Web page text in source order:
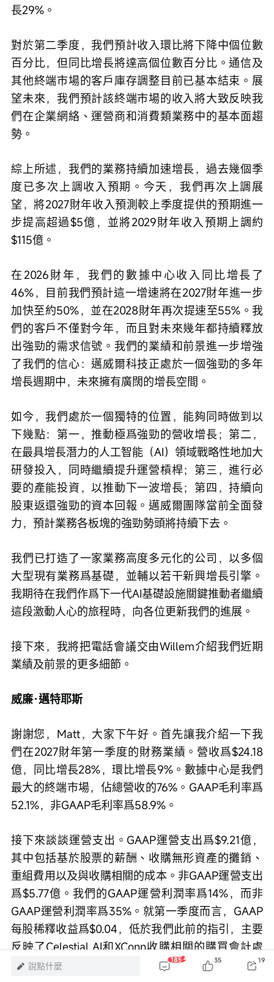
長29%。
對於第二季度，我們預計收入環比將下降中個位數
百分比，但同比增長將達高個位數百分比。通信及
其他終端市場的客戶庫存調整目前已基本結束。展
望未來，我們預計該終端市場的收入將大致反映我
們在企業網絡、運營商和消費類業務中的基本面趨
勢。
綜上所述，我們的業務持續加速增長，過去幾個季
度已多次上調收入預期。今天，我們再次上調展
望，將2027財年收入預測較上季度提供的預期進一
步提高超過$5億，並將2029財年收入預期上調約
$115億。
在2026財年，我們的數據中心收入同比增長了
46%，目前我們預計這一增速將在2027財年進一步
加快至約50%，並在2028財年再次提速至55%。我
們的客戶不僅對今年，而且對未來幾年都持續釋放
出強勁的需求信號。我們的業績和前景進一步增強
了我們的信心：邁威爾科技正處於一個強勁的多年
增長週期中，未來擁有廣闊的增長空間。
如今，我們處於一個獨特的位置，能夠同時做到以
下幾點：第一，推動極爲強勁的營收增長；第二，
在最具增長潛力的人工智能（AI）領域戰略性地加大
研發投入，同時繼續提升運營槓桿；第三，進行必
要的產能投資，以推動下一波增長；第四，持續向
股東返還強勁的資本回報。邁威爾團隊當前全面發
力，預計業務各板塊的強勁勢頭將持續下去。
我們已打造了一家業務高度多元化的公司，以多個
大型現有業務爲基礎，並輔以若干新興增長引擎。
我期待在我們作爲下一代AI基礎設施關鍵推動者繼續
這段激動人心的旅程時，向各位更新我們的進展。
接下來，我將把電話會議交由Willem介紹我們近期
業績及前景的更多細節。
威廉·邁特耶斯
謝謝您，Matt，大家下午好。首先讓我介紹一下我
們在2027財年第一季度的財務業績。營收爲$24.18
億，同比增長28%，環比增長9%。數據中心是我們
最大的終端市場，佔總營收的76%。GAAP毛利率爲
52.1%，非GAAP毛利率爲58.9%。
接下來談談運營支出。GAAP運營支出爲$9.21億，
其中包括基於股票的薪酬、收購無形資產的攤銷、
重組費用以及與收購相關的成本。非GAAP運營支出
爲$5.77億。我們的GAAP運營利潤率爲14%，而非
GAAP運營利潤率爲35%。就第一季度而言，GAAP
每股稀釋收益爲$0.04，低於我們此前的指引，主要
反映了Celestial AI和XConn收購相關的購買會計處
理及其相關或有對價義務的影響。我們預計這一影
說點什麼
185 35 19